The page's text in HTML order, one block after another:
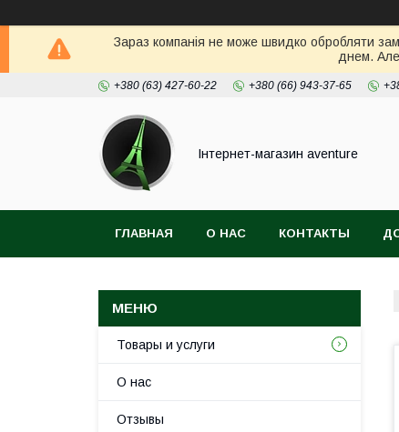
Зараз компанія не може швидко обробляти
днем.
+380 (63) 427-60-22 +380 (66) 943-37-65
Інтернет-магазин aventure
ГЛАВНАЯ О НАС КОНТАКТЫ
Товары и услуги
О нас
Отзывы